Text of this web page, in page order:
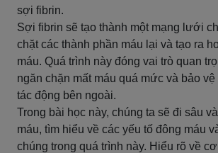
sợi fibrin.
Sợi fibrin sẽ tạo thành một mạng lưới
chặt các thành phần máu lại và tạo ra
máu. Quá trình này đóng vai trò quan
ngăn chặn mất máu quá mức và bảo
tác động bên ngoài.
Trong bài học này, chúng ta sẽ đi sâu
máu, tìm hiểu về các yếu tố đông máu
chúng trong quá trình này. Hiểu rõ về